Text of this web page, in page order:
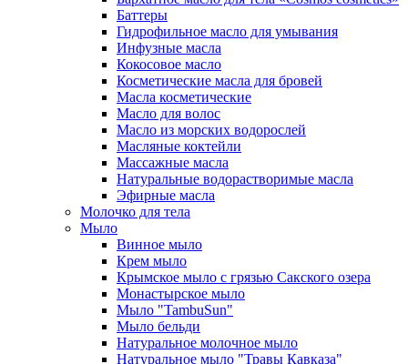
Баттеры
Гидрофильное масло для умывания
Инфузные масла
Кокосовое масло
Косметические масла для бровей
Масла косметические
Масло для волос
Масло из морских водорослей
Масляные коктейли
Массажные масла
Натуральные водорастворимые масла
Эфирные масла
Молочко для тела
Мыло
Винное мыло
Крем мыло
Крымское мыло с грязью Сакского озера
Монастырское мыло
Мыло "TambuSun"
Мыло бельди
Натуральное молочное мыло
Натуральное мыло "Травы Кавказа"